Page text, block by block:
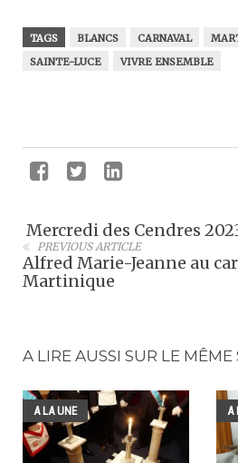
TAGS BLANCS CARNAVAL
SAINTE-LUCE
VIVRE ENSEMBLE
Mercredi des Cendres
PREVIOUS ARTICLE
Alfred Marie-Jeanne au
Martinique
A LIRE AUSSI SUR LE MÊME
A LA UNE A